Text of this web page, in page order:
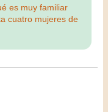
es muy familiar
cuatro mujeres de